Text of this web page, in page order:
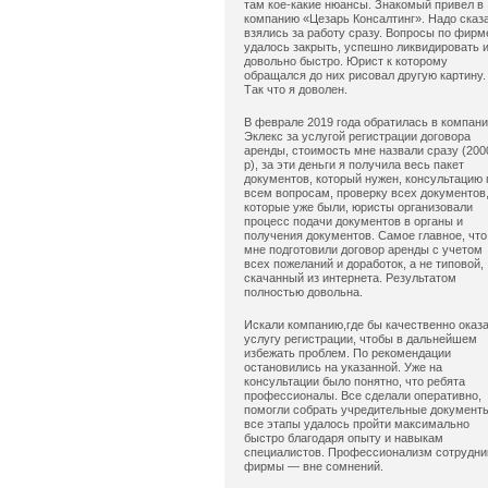
там кое-какие нюансы. Знакомый привел в
компанию «Цезарь Консалтинг». Надо
взялись за работу сразу. Вопросы по
удалось закрыть, успешно ликвидировать и
довольно быстро. Юрист к которому
обращался до них рисовал другую картину.
Так что я доволен.
В феврале 2019 года обратилась в
Эклекс за услугой регистрации договора
аренды, стоимость мне назвали сразу
р), за эти деньги я получила весь пакет
документов, который нужен, консультацию
всем вопросам, проверку всех документов,
которые уже были, юристы организовали
процесс подачи документов в органы и
получения документов. Самое главное, что
мне подготовили договор аренды с учетом
всех пожеланий и доработок, а не типовой,
скачанный из интернета. Результатом
полностью довольна.
Искали компанию,где бы качественно
услугу регистрации, чтобы в дальнейшем
избежать проблем. По рекомендации
остановились на указанной. Уже на
консультации было понятно, что ребята
профессионалы. Все сделали оперативно,
помогли собрать учредительные
все этапы удалось пройти максимально
быстро благодаря опыту и навыкам
специалистов. Профессионализм
фирмы — вне сомнений.